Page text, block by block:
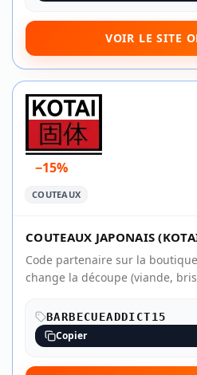
VOIR LE SITE
−15%
COUTEAUX
COUTEAUX JAPONAIS
Code partenaire sur la
change la découpe (viande,
BARBECUEADDICT15
Copier